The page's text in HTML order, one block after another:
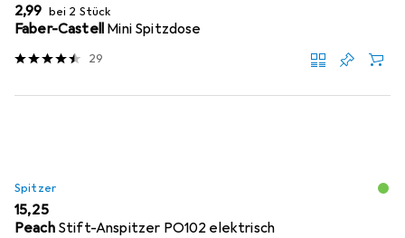
EUR
2,99 bei 2 Stück
Faber-Castell Mini Spitzdose
29
Spitzer
EUR
15,25
Peach Stift-Anspitzer PO102 elektrisch